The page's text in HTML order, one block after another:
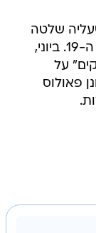
על
יוחנן פאולוס